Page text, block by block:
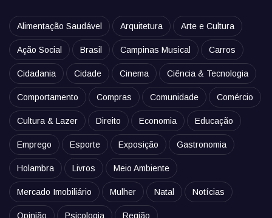
Alimentação Saudável Arquitetura Arte e Cultura
Ação Social Brasil Campinas Musical Carros
Cidadania Cidade Cinema Ciência & Tecnologia
Comportamento Compras Comunidade Comércio
Cultura & Lazer Direito Economia Educação
Emprego Esporte Exposição Gastronomia
Holambra Livros Meio Ambiente
Mercado Imobiliário Mulher Natal Notícias
Opinião Psicologia Região